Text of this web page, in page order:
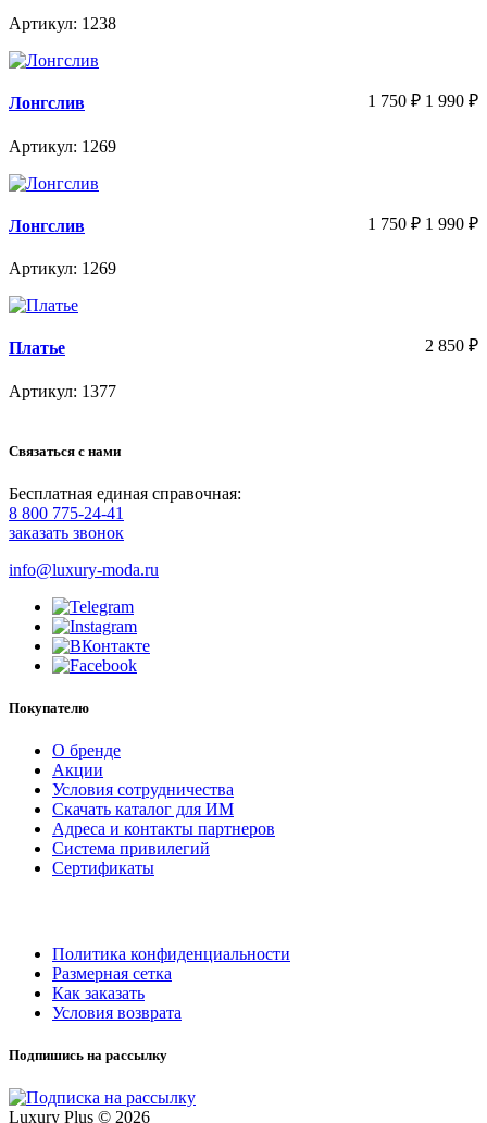
Артикул: 1238
Лонгслив
Артикул: 1269
1 750 ₽ 1 990 ₽
Лонгслив
Артикул: 1269
1 750 ₽ 1 990 ₽
Платье
Артикул: 1377
2 850 ₽
Связаться с нами
Бесплатная единая справочная:
8 800 775-24-41
заказать звонок
info@luxury-moda.ru
Покупателю
О бренде
Акции
Условия сотрудничества
Скачать каталог для ИМ
Адреса и контакты партнеров
Система привилегий
Сертификаты
Политика конфиденциальности
Размерная сетка
Как заказать
Условия возврата
Подпишись на рассылку
Luxury Plus © 2026